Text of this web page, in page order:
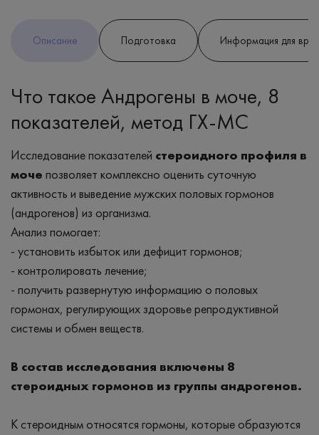
Описание Подготовка Информация для
Что такое Андрогены в моче, 8
показателей, метод ГХ-МС
Исследование показателей стероидного профиля в
моче позволяет комплексно оценить суточную
активность и выведение мужских половых гормонов
(андрогенов) из организма.
Анализ помогает:
- установить избыток или дефицит гормонов;
- контролировать лечение;
- получить развернутую информацию о половых
гормонах, регулирующих здоровье репродуктивной
системы и обмен веществ.
В состав исследования включены 8
стероидных гормонов из группы андрогенов.
К стероидным относятся гормоны, которые образуются